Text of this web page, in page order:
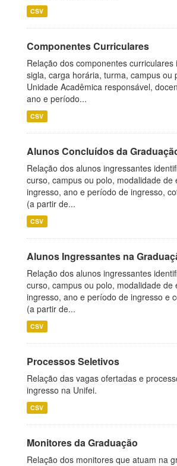
CSV
Componentes Curriculares
Relação dos componentes curriculares
sigla, carga horária, turma, campus ou
Unidade Acadêmica responsável,
ano e período...
CSV
Alunos Concluídos da
Relação dos alunos ingressantes
curso, campus ou polo, modalidade de
ingresso, ano e período de ingresso,
(a partir de...
CSV
Alunos Ingressantes na
Relação dos alunos ingressantes
curso, campus ou polo, modalidade de
ingresso, ano e período de ingresso e
(a partir de...
CSV
Processos Seletivos
Relação das vagas ofertadas e
ingresso na Unifei.
CSV
Monitores da Graduação
Relação dos monitores que atuam na